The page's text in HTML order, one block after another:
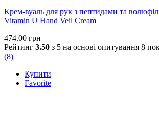
Крем-вуаль для рук з пептидами та
Vitamin U Hand Veil Cream
474.00 грн
Рейтинг 3.50 з 5 на основі опитування 8
(8)
Купити
Favorite